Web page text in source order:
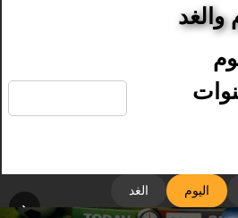
والغد
اليوم الغد
‹